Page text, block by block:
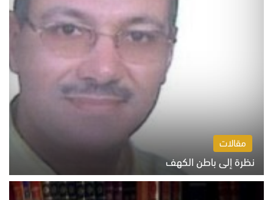
مقالات
نظرة إلى باطن الكهف
السبت 8 أغسطس 2026 11:04 ص